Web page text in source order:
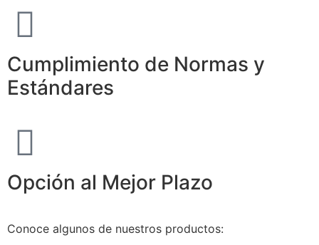
Cumplimiento de Normas y
Estándares
Opción al Mejor Plazo
Conoce algunos de nuestros productos: